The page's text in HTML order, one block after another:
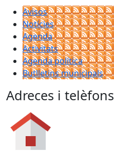
Avisos
Notícies
Agenda
Activitats
Agenda política
Butlletins municipals
Adreces i telèfons